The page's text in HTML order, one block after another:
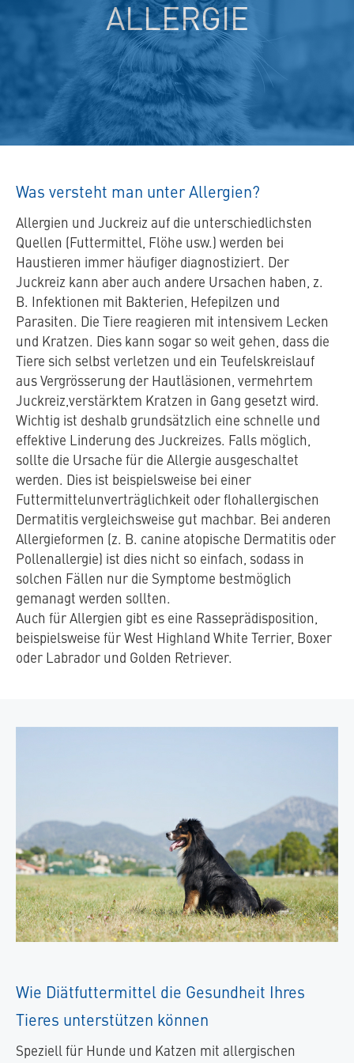
ALLERGIE
Was versteht man unter Allergien?
Allergien und Juckreiz auf die unterschiedlichsten
Quellen (Futtermittel, Flöhe usw.) werden bei
Haustieren immer häufiger diagnostiziert. Der
Juckreiz kann aber auch andere Ursachen haben, z.
B. Infektionen mit Bakterien, Hefepilzen und
Parasiten. Die Tiere reagieren mit intensivem Lecken
und Kratzen. Dies kann sogar so weit gehen, dass die
Tiere sich selbst verletzen und ein Teufelskreislauf
aus Vergrösserung der Hautläsionen, vermehrtem
Juckreiz,verstärktem Kratzen in Gang gesetzt wird.
Wichtig ist deshalb grundsätzlich eine schnelle und
effektive Linderung des Juckreizes. Falls möglich,
sollte die Ursache für die Allergie ausgeschaltet
werden. Dies ist beispielsweise bei einer
Futtermittelunverträglichkeit oder flohallergischen
Dermatitis vergleichsweise gut machbar. Bei anderen
Allergieformen (z. B. canine atopische Dermatitis oder
Pollenallergie) ist dies nicht so einfach, sodass in
solchen Fällen nur die Symptome bestmöglich
gemanagt werden sollten.
Auch für Allergien gibt es eine Rasseprädisposition,
beispielsweise für West Highland White Terrier, Boxer
oder Labrador und Golden Retriever.
Wie Diätfuttermittel die Gesundheit Ihres
Tieres unterstützen können
Speziell für Hunde und Katzen mit allergischen